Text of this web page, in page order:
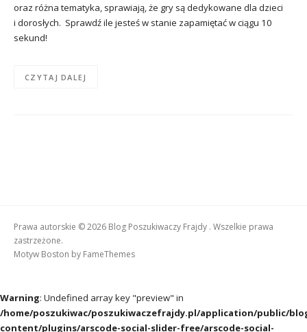
oraz różna tematyka, sprawiają, że gry są dedykowane dla dzieci
i dorosłych. Sprawdź ile jesteś w stanie zapamiętać w ciągu 10
sekund!
CZYTAJ DALEJ
Prawa autorskie © 2026 Blog Poszukiwaczy Frajdy . Wszelkie prawa
zastrzeżone.
Motyw Boston by FameThemes
Warning: Undefined array key "preview" in
/home/poszukiwac/poszukiwaczefrajdy.pl/application/public/
content/plugins/arscode-social-slider-free/arscode-social-